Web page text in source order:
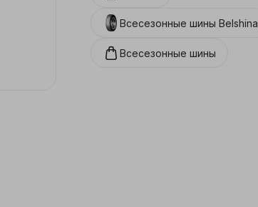
Всесезонные шины Belshina
Всесезонные шины